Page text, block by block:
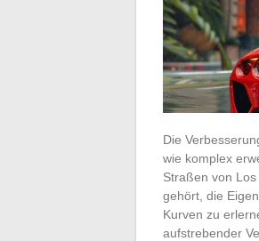
Die
wie komplex
Straßen von
gehört, die
Kurven zu
aufstrebender